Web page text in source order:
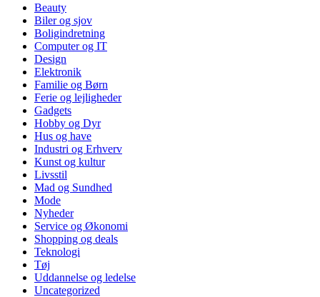
Beauty
Biler og sjov
Boligindretning
Computer og IT
Design
Elektronik
Familie og Børn
Ferie og lejligheder
Gadgets
Hobby og Dyr
Hus og have
Industri og Erhverv
Kunst og kultur
Livsstil
Mad og Sundhed
Mode
Nyheder
Service og Økonomi
Shopping og deals
Teknologi
Tøj
Uddannelse og ledelse
Uncategorized